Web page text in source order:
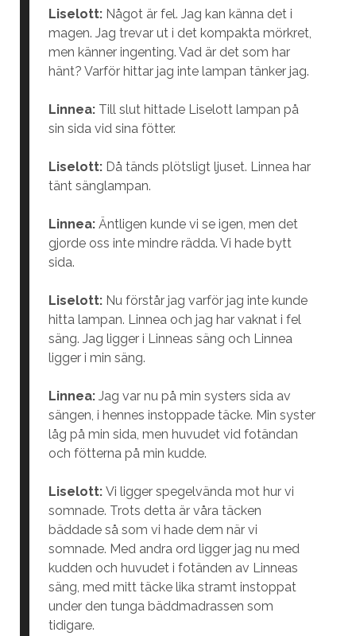
Liselott: Något är fel. Jag kan känna det i
magen. Jag trevar ut i det kompakta mörkret,
men känner ingenting. Vad är det som har
hänt? Varför hittar jag inte lampan tänker jag.
Linnea: Till slut hittade Liselott lampan på
sin sida vid sina fötter.
Liselott: Då tänds plötsligt ljuset. Linnea har
tänt sänglampan.
Linnea: Äntligen kunde vi se igen, men det
gjorde oss inte mindre rädda. Vi hade bytt
sida.
Liselott: Nu förstår jag varför jag inte kunde
hitta lampan. Linnea och jag har vaknat i fel
säng. Jag ligger i Linneas säng och Linnea
ligger i min säng.
Linnea: Jag var nu på min systers sida av
sängen, i hennes instoppade täcke. Min syster
låg på min sida, men huvudet vid fotändan
och fötterna på min kudde.
Liselott: Vi ligger spegelvända mot hur vi
somnade. Trots detta är våra täcken
bäddade så som vi hade dem när vi
somnade. Med andra ord ligger jag nu med
kudden och huvudet i fotänden av Linneas
säng, med mitt täcke lika stramt instoppat
under den tunga bäddmadrassen som
tidigare.